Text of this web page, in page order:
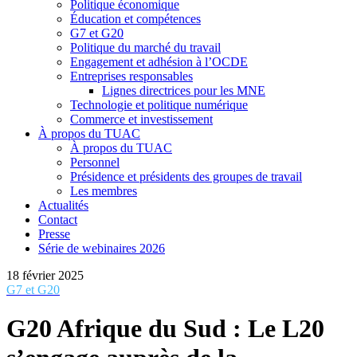
Politique économique
Éducation et compétences
G7 et G20
Politique du marché du travail
Engagement et adhésion à l’OCDE
Entreprises responsables
Lignes directrices pour les MNE
Technologie et politique numérique
Commerce et investissement
À propos du TUAC
À propos du TUAC
Personnel
Présidence et présidents des groupes de travail
Les membres
Actualités
Contact
Presse
Série de webinaires 2026
18 février 2025
G7 et G20
G20 Afrique du Sud : Le L20